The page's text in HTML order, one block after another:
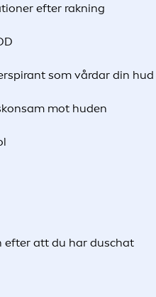
efter rakning
som vårdar din hud
mot huden
efter att du har duschat